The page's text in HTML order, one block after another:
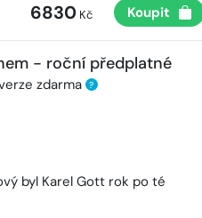
6830Kč Koupit
- roční předplatné
zdarma ?
byl Karel Gott rok po té